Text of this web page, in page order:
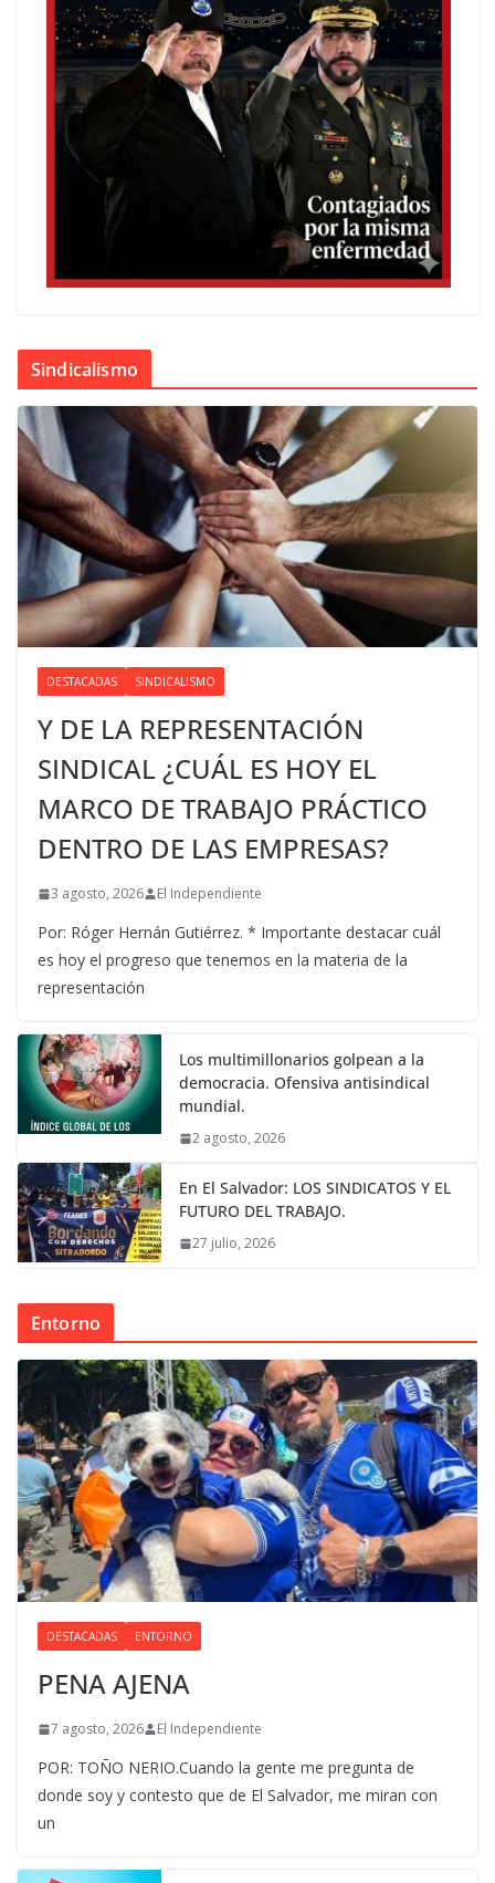
Sindicalismo
DESTACADAS SINDICALISMO
Y DE LA REPRESENTACIÓN
SINDICAL ¿CUÁL ES HOY EL
MARCO DE TRABAJO PRÁCTICO
DENTRO DE LAS EMPRESAS?
3 agosto, 2026 El Independiente
Por: Róger Hernán Gutiérrez. * Importante destacar cuál
es hoy el progreso que tenemos en la materia de la
representación
Los multimillonarios golpean a la
democracia. Ofensiva antisindical
mundial.
2 agosto, 2026
En El Salvador: LOS SINDICATOS Y EL
FUTURO DEL TRABAJO.
27 julio, 2026
Entorno
DESTACADAS ENTORNO
PENA AJENA
7 agosto, 2026 El Independiente
POR: TOÑO NERIO.Cuando la gente me pregunta de
donde soy y contesto que de El Salvador, me miran con
un